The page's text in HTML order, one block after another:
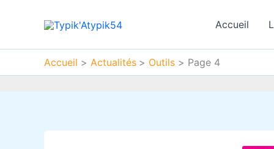
Accueil
Accueil Actualités Outils Page 4